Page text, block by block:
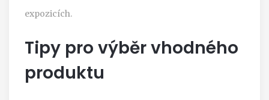
expozicích.
Tipy pro výběr vhodného
produktu